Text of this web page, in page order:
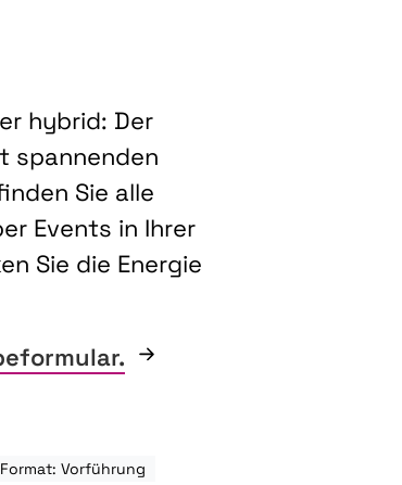
hybrid: Der
spannenden
Sie alle
Events in Ihrer
Sie die Energie
Format: Vorführung